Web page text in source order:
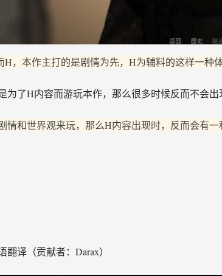
H，本作主打的是剧情为先，H为辅料的这样一种体
为了H内容而游玩本作，那么很多时候反而不会出
情和世界观来玩，那么H内容出现时，反而会有一
翻译（贡献者：Darax）